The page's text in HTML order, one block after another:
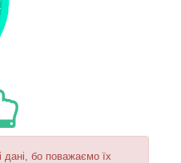
бо поважаємо їх